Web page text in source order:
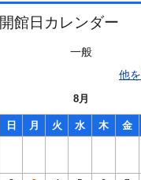
開館日カレンダー
一般
他
8月
日 月 火 水 木 金